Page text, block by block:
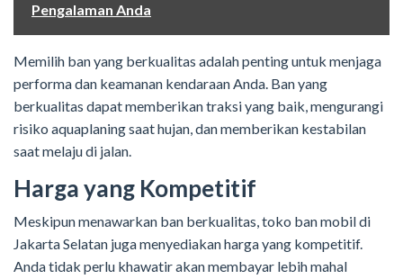
Pengalaman Anda
Memilih ban yang berkualitas adalah penting untuk menjaga
performa dan keamanan kendaraan Anda. Ban yang
berkualitas dapat memberikan traksi yang baik, mengurangi
risiko aquaplaning saat hujan, dan memberikan kestabilan
saat melaju di jalan.
Harga yang Kompetitif
Meskipun menawarkan ban berkualitas, toko ban mobil di
Jakarta Selatan juga menyediakan harga yang kompetitif.
Anda tidak perlu khawatir akan membayar lebih mahal